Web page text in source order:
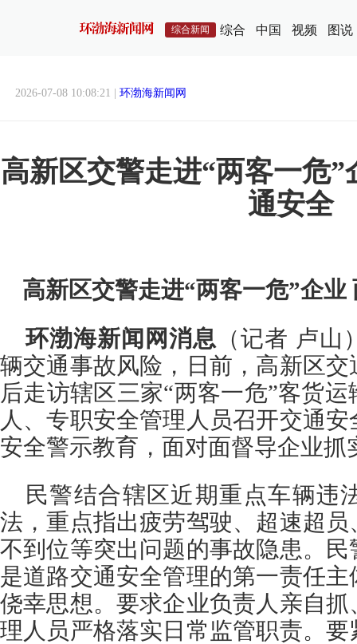
综合新闻 综合 中国 视频 图说
2026-07-08 10:08:21 | 环渤海新闻网
高新区交警走进“两客一危
通安全
高新区交警走进“两客一危”企业
环渤海新闻网消息 （记者 卢
辆交通事故风险，日前，高新区
后走访辖区三家“两客一危”客货
人、专职安全管理人员召开交通
安全警示教育，面对面督导企业
民警结合辖区近期重点车辆违
法，重点指出疲劳驾驶、超速超
不到位等突出问题的事故隐患。
是道路交通安全管理的第一责任
侥幸思想。要求企业负责人亲自
理人员严格落实日常监管职责。